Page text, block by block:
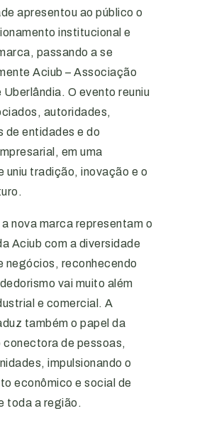
apresentou ao público o
institucional e
passando a se
Aciub – Associação
Uberlândia. O evento reuniu
autoridades,
de entidades e do
em uma
uniu tradição, inovação e o
a nova marca representam o
Aciub com a diversidade
negócios, reconhecendo
vai muito além
e comercial. A
também o papel da
conectora de pessoas,
impulsionando o
econômico e social de
toda a região.